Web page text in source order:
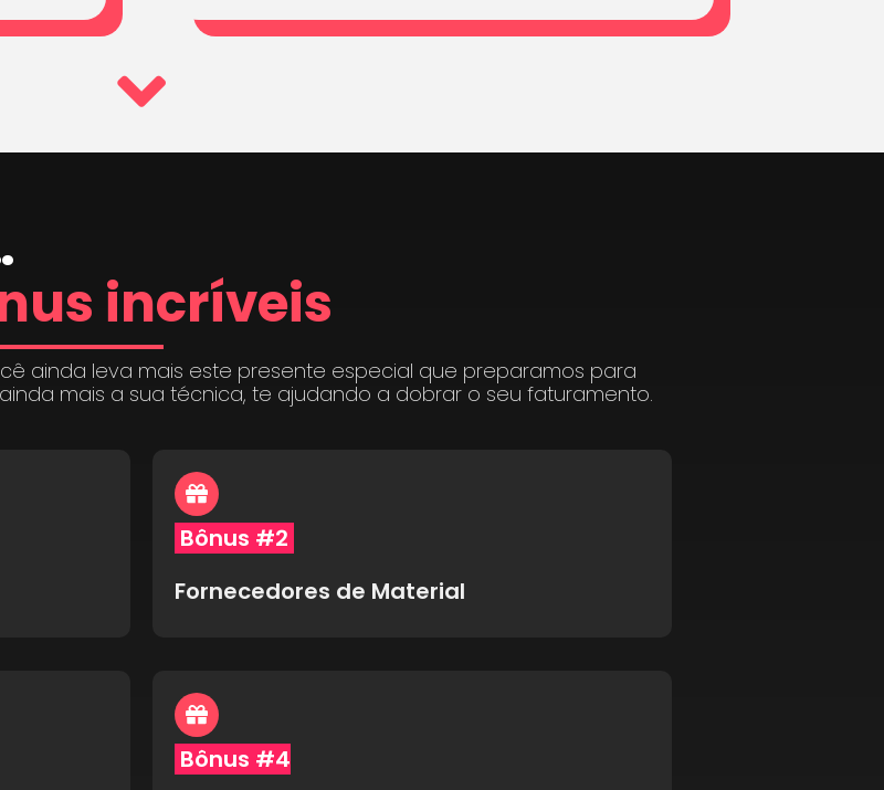
incríveis
ainda leva mais este presente especial que preparamos para
mais a sua técnica, te ajudando a dobrar o seu faturamento.
Bônus #2
Fornecedores de Material
Bônus #4